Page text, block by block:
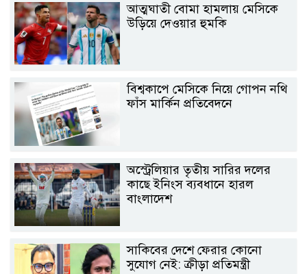
আত্মঘাতী বোমা হামলায় মেসিকে
উড়িয়ে দেওয়ার হুমকি
বিশ্বকাপে মেসিকে নিয়ে গোপন নথি
ফাঁস মার্কিন প্রতিবেদনে
অস্ট্রেলিয়ার তৃতীয় সারির দলের
কাছে ইনিংস ব্যবধানে হারল
বাংলাদেশ
সাকিবের দেশে ফেরার কোনো
সুযোগ নেই: ক্রীড়া প্রতিমন্ত্রী